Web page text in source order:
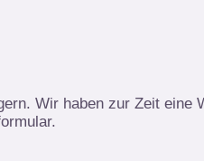
Wir haben zur Zeit eine